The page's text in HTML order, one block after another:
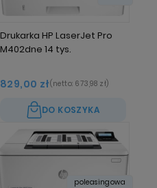
Drukarka HP LaserJet Pro
M402dne 14 tys.
829,00 zł(netto: 673,98 zł)
DO KOSZYKA
poleasingowa